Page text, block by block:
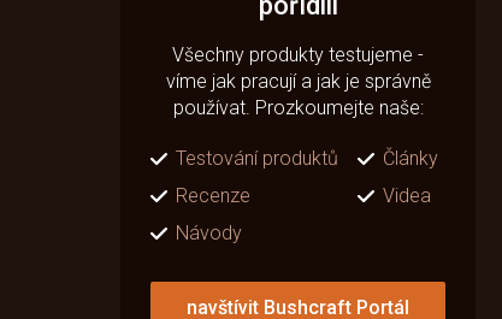
Všechny produkty testujeme -
víme jak pracují a jak je správně
používat. Prozkoumejte naše:
Testování produktů
Články
Recenze
Videa
Návody
navštívit Bushcraft Portál